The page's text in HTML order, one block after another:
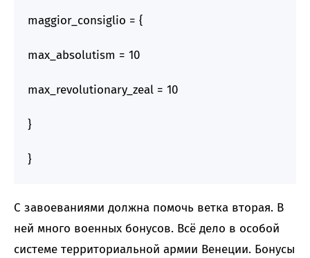
maggior_consiglio = {
max_absolutism = 10
max_revolutionary_zeal = 10
}
}
С завоеваниями должна помочь ветка вторая. В
ней много военных бонусов. Всё дело в особой
системе территориальной армии Венеции. Бонусы